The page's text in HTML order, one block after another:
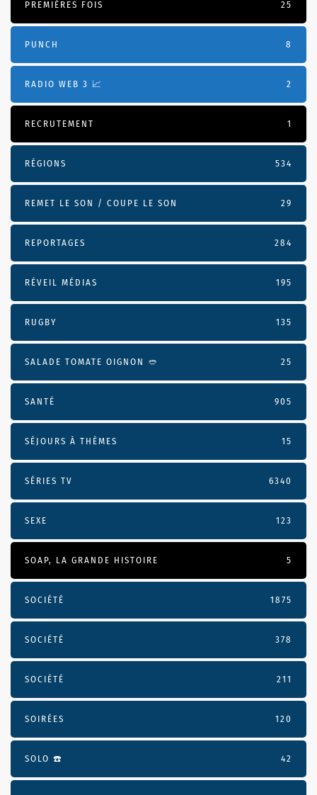
PREMIÈRES FOIS 25
PUNCH 8
RADIO WEB 3 📈 2
RECRUTEMENT 1
RÉGIONS 534
REMET LE SON / COUPE LE SON 29
REPORTAGES 284
RÉVEIL MÉDIAS 195
RUGBY 135
SALADE TOMATE OIGNON 🥙 25
SANTÉ 905
SÉJOURS À THÈMES 15
SÉRIES TV 6340
SEXE 123
SOAP, LA GRANDE HISTOIRE 5
SOCIÉTÉ 1875
SOCIÉTÉ 378
SOCIÉTÉ 211
SOIRÉES 120
SOLO ☎️ 42